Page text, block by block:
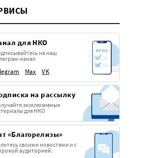
для НКО
на наш
канал
Max VK
на рассылку
эксклюзивные
для НКО
«Благорелизы»
своими новостями и с
аудиторией.